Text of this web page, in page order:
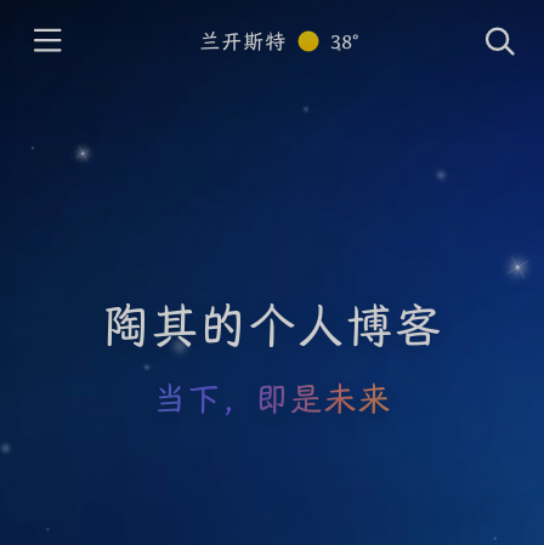
兰开斯特 38°
陶其的个人博客
当下，即是未来